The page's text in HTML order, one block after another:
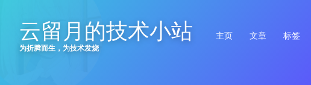
云留月的技术小站
为折腾而生，为技术发烧
主页 文章 标签